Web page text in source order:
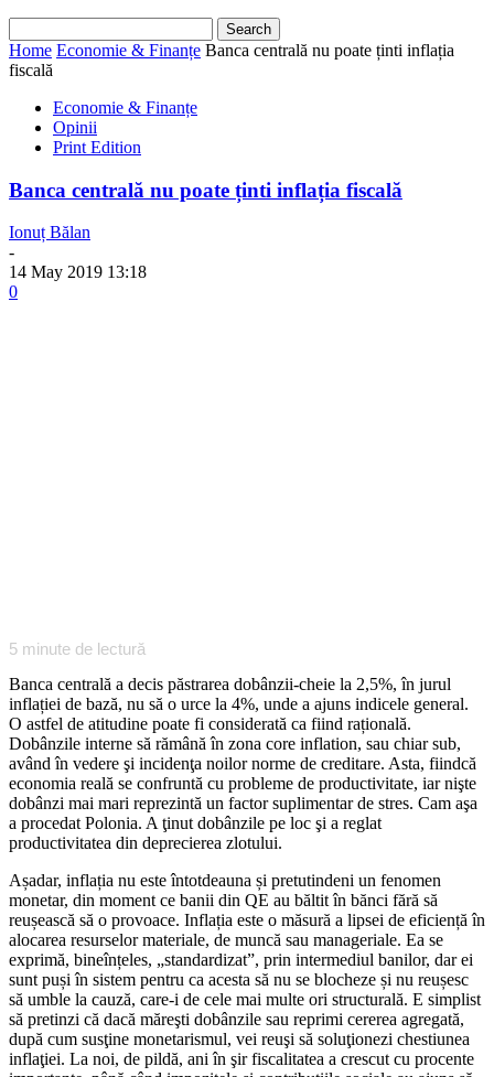
Home Economie & Finanțe Banca centrală nu poate ținti inflația
fiscală
Economie & Finanțe
Opinii
Print Edition
Banca centrală nu poate ținti inflația fiscală
Ionuț Bălan
-
14 May 2019 13:18
0
5 minute de lectură
Banca centrală a decis păstrarea dobânzii-cheie la 2,5%, în jurul
inflației de bază, nu să o urce la 4%, unde a ajuns indicele general.
O astfel de atitudine poate fi considerată ca fiind rațională.
Dobânzile interne să rămână în zona core inflation, sau chiar sub,
având în vedere şi incidenţa noilor norme de creditare. Asta, fiindcă
economia reală se confruntă cu probleme de productivitate, iar nişte
dobânzi mai mari reprezintă un factor suplimentar de stres. Cam aşa
a procedat Polonia. A ţinut dobânzile pe loc şi a reglat
productivitatea din deprecierea zlotului.
Așadar, inflația nu este întotdeauna și pretutindeni un fenomen
monetar, din moment ce banii din QE au băltit în bănci fără să
reușească să o provoace. Inflația este o măsură a lipsei de eficiență în
alocarea resurselor materiale, de muncă sau manageriale. Ea se
exprimă, bineînțeles, „standardizat”, prin intermediul banilor, dar ei
sunt puși în sistem pentru ca acesta să nu se blocheze și nu reușesc
să umble la cauză, care-i de cele mai multe ori structurală. E simplist
să pretinzi că dacă măreşti dobânzile sau reprimi cererea agregată,
după cum susţine monetarismul, vei reuşi să soluţionezi chestiunea
inflaţiei. La noi, de pildă, ani în şir fiscalitatea a crescut cu procente